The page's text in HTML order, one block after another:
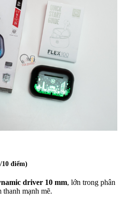
điểm)
driver 10 mm, lớn trong phân
thanh mạnh mẽ.